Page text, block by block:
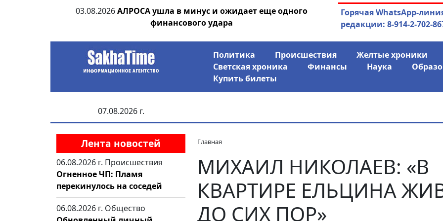
03.08.2026 АЛРОСА ушла в минус и ожидает еще одного
финансового удара
04.08.2026Маринычев у
Горячая WhatsApp-
редакции: 8-914-2-702-
Политика Происшествия Желтые хроники
Светская хроника
Финансы Наука
Купить билеты
07.08.2026 г.
Лента новостей
06.08.2026 г. Происшествия
Огненное ЧП: Пламя
перекинулось на соседей
06.08.2026 г. Общество
Главная
МИХАИЛ НИКОЛАЕВ: «В
КВАРТИРЕ ЕЛЬЦИНА
ДО СИХ ПОР»